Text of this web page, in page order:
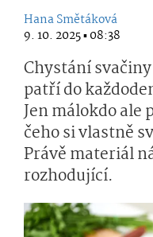
Hana Smětáková
9. 10. 2025 ▪ 08:38
Chystání
patří do
Jen málokdo ale
čeho si vlastně
Právě materiál
rozhodující.